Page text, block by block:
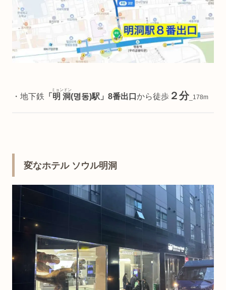
・地下鉄 「 明洞
ミョンドン
(명동)駅」8番出口 から徒歩 ２分_178m
変なホテル ソウル明洞